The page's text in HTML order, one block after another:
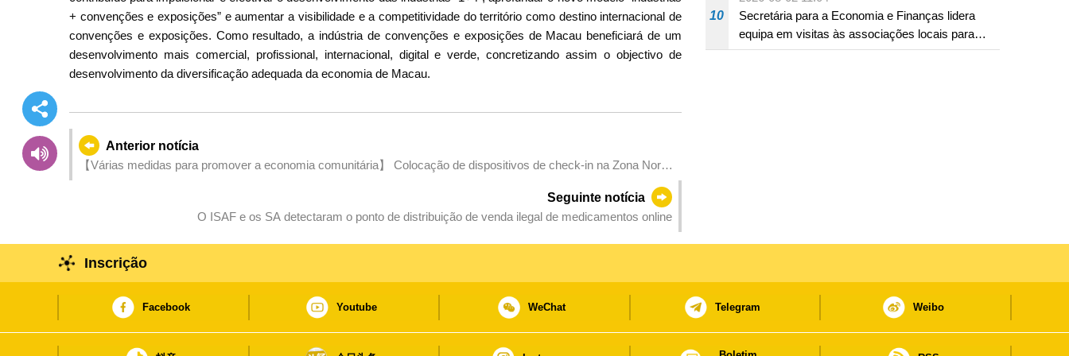
+ convenções e exposições” e aumentar a visibilidade e a competitividade do território como destino internacional de
convenções e exposições. Como resultado, a indústria de convenções e exposições de Macau beneficiará de um
desenvolvimento mais comercial, profissional, internacional, digital e verde, concretizando assim o objectivo de
desenvolvimento da diversificação adequada da economia de Macau.
Anterior notícia
【Várias medidas para promover a economia comunitária】 Colocação de dispositivos de check-in na Zona Norte
Seguinte notícia
O ISAF e os SA detectaram o ponto de distribuição de venda ilegal de medicamentos online
10
Secretária para a Economia e Finanças lidera
equipa em visitas às associações locais para
consolidar consensos e promover os trabalhos
Inscrição
Facebook Youtube WeChat Telegram Weibo